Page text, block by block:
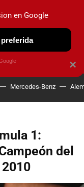
OBSERVATORIO
Mercedes-Benz
1:
del
×
en Google